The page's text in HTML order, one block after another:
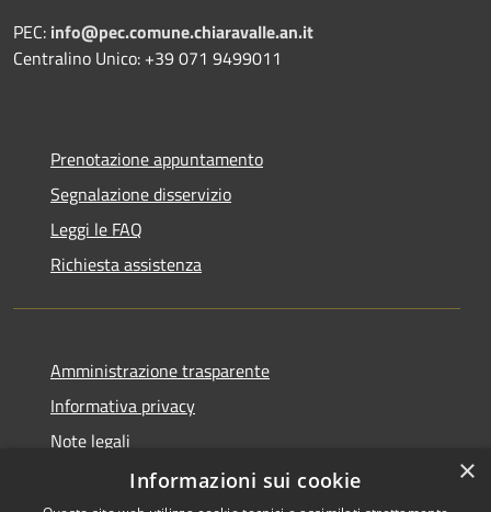
PEC: info@pec.comune.chiaravalle.an.it
Centralino Unico: +39 071 9499011
Prenotazione appuntamento
Segnalazione disservizio
Leggi le FAQ
Richiesta assistenza
Amministrazione trasparente
Informativa privacy
Note legali
Dichiarazione di accessibilità
×
Informazioni sui cookie